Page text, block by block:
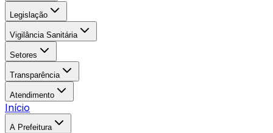
Legislação
Vigilância Sanitária
Setores
Transparência
Atendimento
Início
A Prefeitura